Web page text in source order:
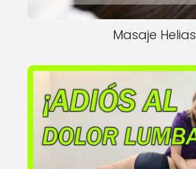
Masaje Helias